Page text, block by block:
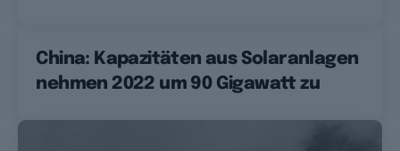
China: Kapazitäten aus Solaranlagen
nehmen 2022 um 90 Gigawatt zu